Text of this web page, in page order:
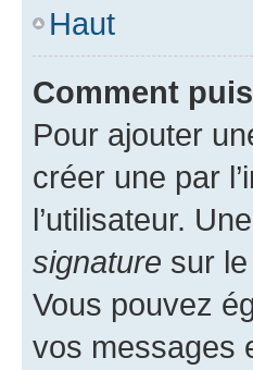
Haut
Comment
Pour ajouter
créer une par
l’utilisateur.
signature sur
Vous pouvez
vos messages